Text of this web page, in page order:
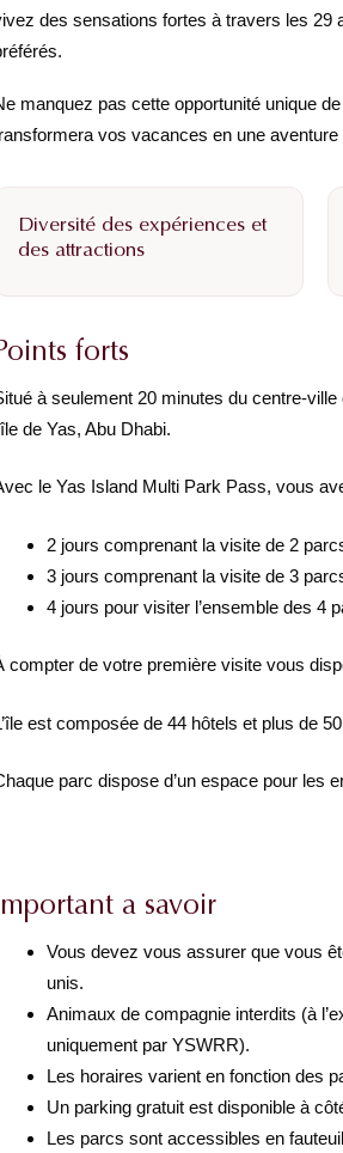
des sensations fortes à travers les 29
manquez pas cette opportunité unique
vos vacances en une aventure
Diversité des expériences et
des attractions
forts
à seulement 20 minutes du centre-
de Yas, Abu Dhabi.
le Yas Island Multi Park Pass, vous
2 jours comprenant la visite de 2
3 jours comprenant la visite de 3
4 jours pour visiter l’ensemble des 4
compter de votre première visite vous
est composée de 44 hôtels et plus de
parc dispose d’un espace pour les
a savoir
Vous devez vous assurer que vous
unis.
Animaux de compagnie interdits (à
uniquement par YSWRR).
Les horaires varient en fonction des
Un parking gratuit est disponible à
Les parcs sont accessibles en